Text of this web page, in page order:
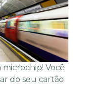
Você
do seu cartão